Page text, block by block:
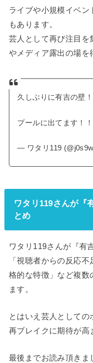
ライブや小規模イベン
もあります。
芸人として再び注目を
やメディア露出の場を
久しぶりに有吉の壁！
プールに出てます！！
— ワタリ119
ワタリ119さんが『
とめ
ワタリ119さんが『有
「視聴者からの反応
格的な特徴」など複数
ます。
とはいえ芸人として
再ブレイクに期待が高
最後までお読み頂きま